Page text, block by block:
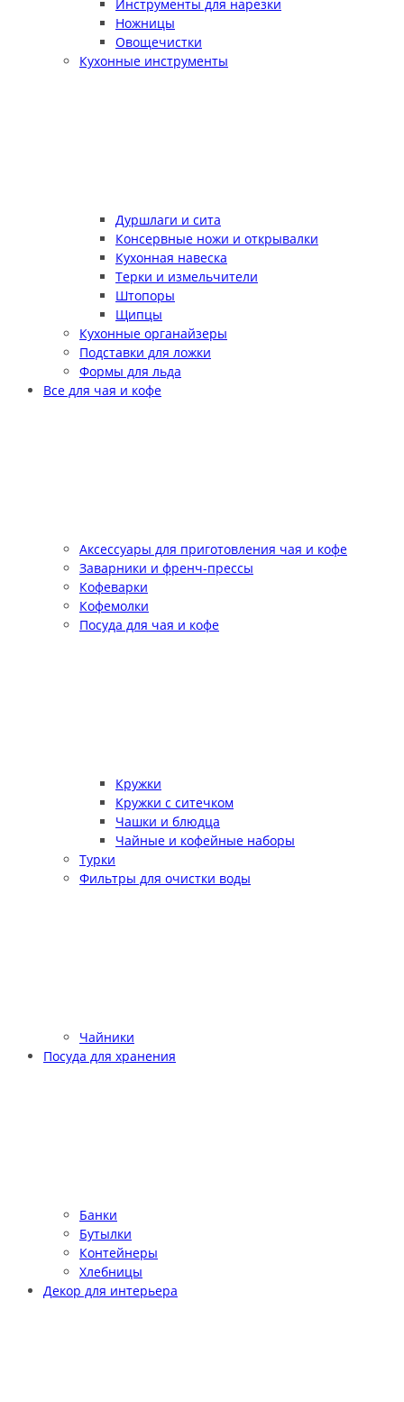
Инструменты для нарезки
Ножницы
Овощечистки
Кухонные инструменты
Дуршлаги и сита
Консервные ножи и открывалки
Кухонная навеска
Терки и измельчители
Штопоры
Щипцы
Кухонные органайзеры
Подставки для ложки
Формы для льда
Все для чая и кофе
Аксессуары для приготовления чая и кофе
Заварники и френч-прессы
Кофеварки
Кофемолки
Посуда для чая и кофе
Кружки
Кружки с ситечком
Чашки и блюдца
Чайные и кофейные наборы
Турки
Фильтры для очистки воды
Чайники
Посуда для хранения
Банки
Бутылки
Контейнеры
Хлебницы
Декор для интерьера